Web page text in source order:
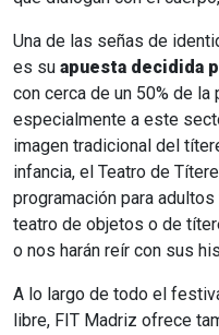
Una de las señas de
es su apuesta decidida
con cerca de un 50% de
especialmente a este
imagen tradicional del
infancia, el Teatro de
programación para
teatro de objetos o de
o nos harán reír con sus
A lo largo de todo el
libre, FIT Madriz ofrece